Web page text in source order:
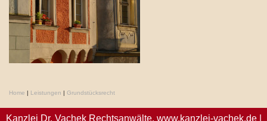
Home | Leistungen | Grundstücksrecht
Kanzlei Dr. Vachek Rechtsanwälte, www.kanzlei-vachek.de|